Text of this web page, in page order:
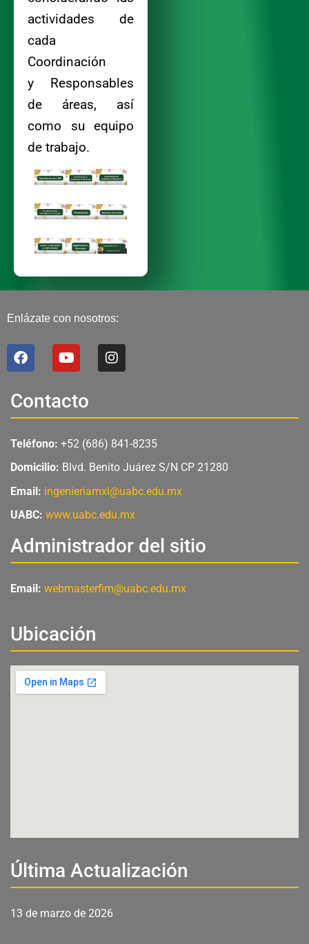
actividades de
cada
Coordinación
y Responsables
de áreas, así
como su equipo
de trabajo.
Enlázate con nosotros:
F
a
e
b
o
k
Y
o
u
b
I
n
g
a
m
Contacto
Teléfono: +52 (686) 841-8235
Domicilio: Blvd. Benito Juárez S/N CP 21280
Email: ingenieriamxl@uabc.edu.mx
UABC: www.uabc.edu.mx
Administrador del sitio
Email: webmasterfim@uabc.edu.mx
Ubicación
Última Actualización
13 de marzo de 2026